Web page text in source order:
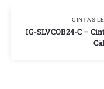
CINTAS
IG-SLVCOB24-C –